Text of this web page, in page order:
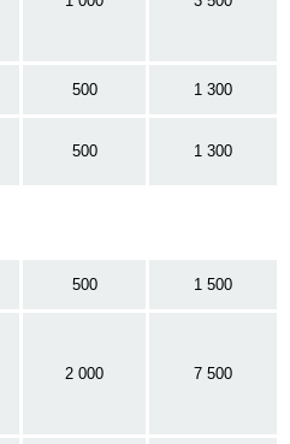
500 1 300
500 1 300
500 1 500
2 000 7 500